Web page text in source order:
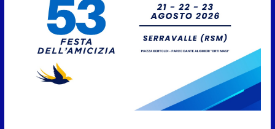
6 Agosto 2026
“San Marino Antiqua –
Leggende e storie del Titano”:
l’inequivocabile successo di
pubblico e di partecipazione
6 Agosto 2026